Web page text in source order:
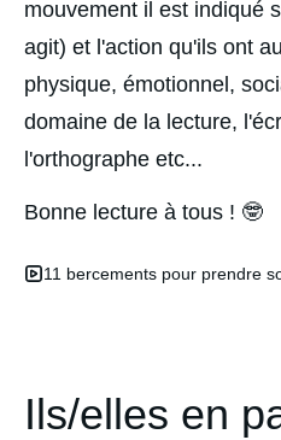
mouvement il est indiqué
agit) et l'action qu'ils ont
physique, émotionnel,
domaine de la lecture,
l'orthographe etc...
Bonne lecture à tous ! 🤓
11 bercements pour prendre
Ils/elles en